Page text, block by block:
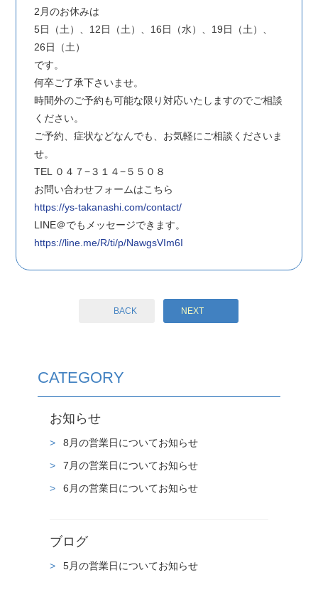
2月のお休みは
5日（土）、12日（土）、16日（水）、19日（土）、
26日（土）
です。
何卒ご了承下さいませ。
時間外のご予約も可能な限り対応いたしますのでご相談
ください。
ご予約、症状などなんでも、お気軽にご相談くださいま
せ。
TEL ０４７−３１４−５５０８
お問い合わせフォームはこちら
https://ys-takanashi.com/contact/
LINE＠でもメッセージできます。
https://line.me/R/ti/p/NawgsVIm6I
BACK NEXT
CATEGORY
お知らせ
8月の営業日についてお知らせ
7月の営業日についてお知らせ
6月の営業日についてお知らせ
ブログ
5月の営業日についてお知らせ